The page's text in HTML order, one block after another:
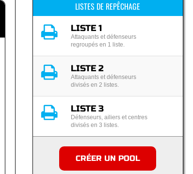
LISTES DE REPÊCHAGE
LISTE 1
Attaquants et défenseurs
regroupés en 1 liste.
LISTE 2
Attaquants et défenseurs
divisés en 2 listes.
LISTE 3
Défenseurs, ailiers et centres
divisés en 3 listes.
CRÉER UN POOL